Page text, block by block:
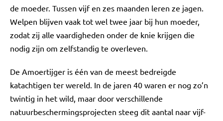
de moeder. Tussen vijf en zes maanden leren ze jagen.
Welpen blijven vaak tot wel twee jaar bij hun moeder,
zodat zij alle vaardigheden onder de knie krijgen die
nodig zijn om zelfstandig te overleven.
De Amoertijger is één van de meest bedreigde
katachtigen ter wereld. In de jaren 40 waren er nog zo’n
twintig in het wild, maar door verschillende
natuurbeschermingsprojecten steeg dit aantal naar vijf-